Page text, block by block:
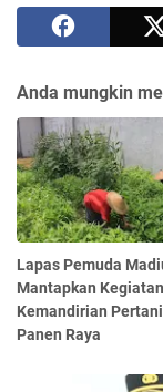
Anda mungkin
Lapas Pemuda
Mantapkan Kegiatan
Kemandirian
Panen Raya